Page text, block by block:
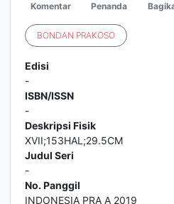
Komentar Penanda
BONDAN PRAKOSO
Edisi
-
ISBN/ISSN
-
Deskripsi Fisik
XVII;153HAL;29.5CM
Judul Seri
-
No. Panggil
INDONESIA PRA A 2019